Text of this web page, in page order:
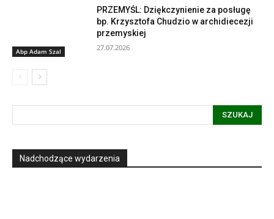
Abp Adam Szal
PRZEMYŚL: Dziękczynienie za posługę
bp. Krzysztofa Chudzio w archidiecezji
przemyskiej
27.07.2026
SZUKAJ
Nadchodzące wydarzenia